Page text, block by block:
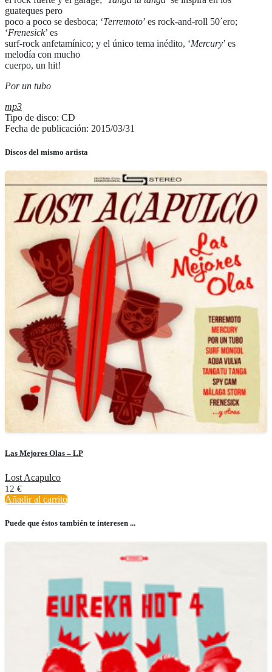
guateques pero
poco a poco se desboca; ‘Terremoto’ es rock-and-roll 50´ero;
‘Frenesick’ es
surf-rock anfetamínico; y el único tema inédito, ‘Mercury’ es
melodía con mucho
cuerpo, un hit!
Por un tubo
mp3
Tipo de disco: CD
Fecha de publicación: 2015/03/31
Discos del mismo artista
Las Mejores Olas – LP
Lost Acapulco
12 €
Añadir al carrito
Puede que éstos también te interesen ...